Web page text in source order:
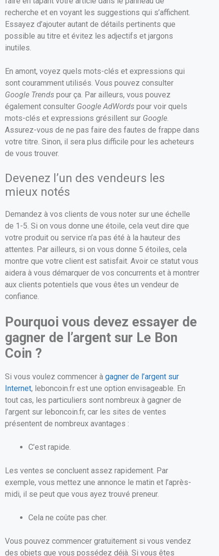
recherche et en voyant les suggestions qui s’affichent.
Essayez d’ajouter autant de détails pertinents que
possible au titre et évitez les adjectifs et jargons
inutiles.
En amont, voyez quels mots-clés et expressions qui
sont couramment utilisés. Vous pouvez consulter
Google Trends pour ça. Par ailleurs, vous pouvez
également consulter Google AdWords pour voir quels
mots-clés et expressions grésillent sur Google.
Assurez-vous de ne pas faire des fautes de frappe dans
votre titre. Sinon, il sera plus difficile pour les acheteurs
de vous trouver.
Devenez l’un des vendeurs les
mieux notés
Demandez à vos clients de vous noter sur une échelle
de 1-5. Si on vous donne une étoile, cela veut dire que
votre produit ou service n’a pas été à la hauteur des
attentes. Par ailleurs, si on vous donne 5 étoiles, cela
montre que votre client est satisfait. Avoir ce statut vous
aidera à vous démarquer de vos concurrents et à montrer
aux clients potentiels que vous êtes un vendeur de
confiance.
Pourquoi vous devez essayer de
gagner de l’argent sur Le Bon
Coin ?
Si vous voulez commencer à gagner de l’argent sur
Internet, leboncoin.fr est une option envisageable. En
tout cas, les particuliers sont nombreux à gagner de
l’argent sur leboncoin.fr, car les sites de ventes
présentent de nombreux avantages :
C’est rapide.
Les ventes se concluent assez rapidement. Par
exemple, vous mettez une annonce le matin et l’après-
midi, il se peut que vous ayez trouvé preneur.
Cela ne coûte pas cher.
Vous pouvez commencer gratuitement si vous vendez
des objets que vous possédez déjà. Si vous êtes